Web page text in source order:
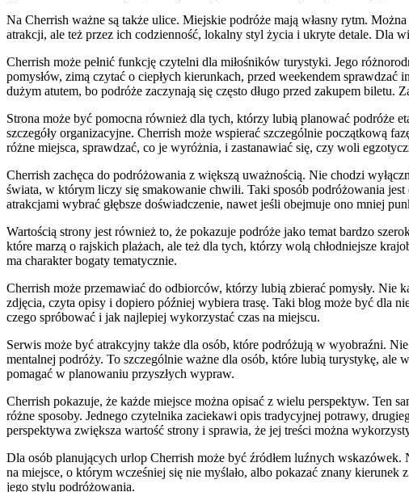
Na Cherrish ważne są także ulice. Miejskie podróże mają własny rytm.
atrakcji, ale też przez ich codzienność, lokalny styl życia i ukryte detale. Dla
Cherrish może pełnić funkcję czytelni dla miłośników turystyki. Jego
pomysłów, zimą czytać o ciepłych kierunkach, przed weekendem
dużym atutem, bo podróże zaczynają się często długo przed zakupem biletu.
Strona może być pomocna również dla tych, którzy lubią planować podróże
szczegóły organizacyjne. Cherrish może wspierać szczególnie początkową
różne miejsca, sprawdzać, co je wyróżnia, i zastanawiać się, czy woli
Cherrish zachęca do podróżowania z większą uważnością. Nie chodzi
świata, w którym liczy się smakowanie chwili. Taki sposób podróżowania
atrakcjami wybrać głębsze doświadczenie, nawet jeśli obejmuje ono mniej
Wartością strony jest również to, że pokazuje podróże jako temat bardzo
które marzą o rajskich plażach, ale też dla tych, którzy wolą chłodniejsze
ma charakter bogaty tematycznie.
Cherrish może przemawiać do odbiorców, którzy lubią zbierać pomysły. Nie
zdjęcia, czyta opisy i dopiero później wybiera trasę. Taki blog może być dla
czego spróbować i jak najlepiej wykorzystać czas na miejscu.
Serwis może być atrakcyjny także dla osób, które podróżują w wyobraźni.
mentalnej podróży. To szczególnie ważne dla osób, które lubią turystykę,
pomagać w planowaniu przyszłych wypraw.
Cherrish pokazuje, że każde miejsce można opisać z wielu perspektyw. Ten
różne sposoby. Jednego czytelnika zaciekawi opis tradycyjnej potrawy,
perspektywa zwiększa wartość strony i sprawia, że jej treści można
Dla osób planujących urlop Cherrish może być źródłem luźnych
na miejsce, o którym wcześniej się nie myślało, albo pokazać znany
jego stylu podróżowania.